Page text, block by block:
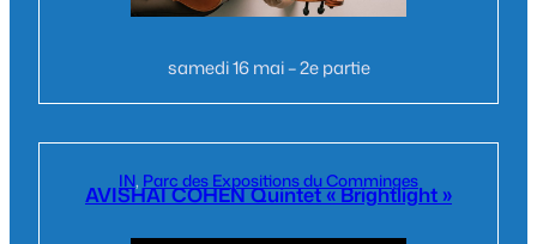
samedi 16 mai – 2e partie
IN, Parc des Expositions du Comminges
AVISHAI COHEN Quintet « Brightlight »